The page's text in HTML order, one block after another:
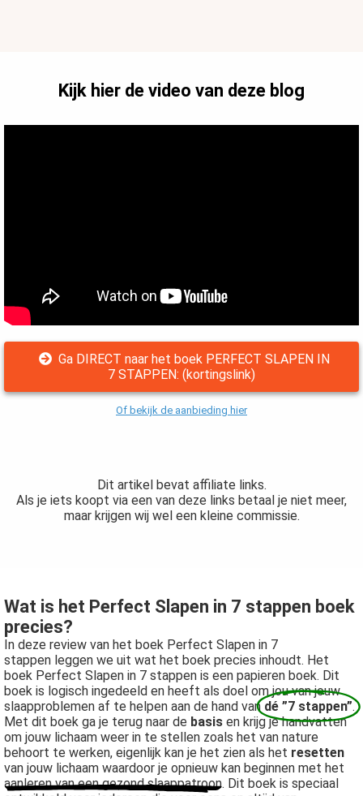
Kijk hier de video van deze blog
Ga DIRECT naar het boek PERFECT SLAPEN IN
7 STAPPEN: (kortingslink)
Of bekijk de aanbieding hier
Dit artikel bevat affiliate links.
Als je iets koopt via een van deze links betaal je niet meer,
maar krijgen wij wel een kleine commissie.
Wat is het Perfect Slapen in 7 stappen boek
precies?
In deze review van het boek Perfect Slapen in 7
stappen leggen we uit wat het boek precies inhoudt. Het
boek Perfect Slapen in 7 stappen is een papieren boek. Dit
boek is logisch ingedeeld en heeft als doel om jou van jouw
slaapproblemen af te helpen aan de hand vandé ”7 stappen”.
Met dit boek ga je terug naar de basis en krijg je handvatten
om jouw lichaam weer in te stellen zoals het van nature
behoort te werken, eigenlijk kan je het zien als het resetten
van jouw lichaam waardoor je opnieuw kan beginnen met het
aanleren van een gezond slaappatroon. Dit boek is speciaal